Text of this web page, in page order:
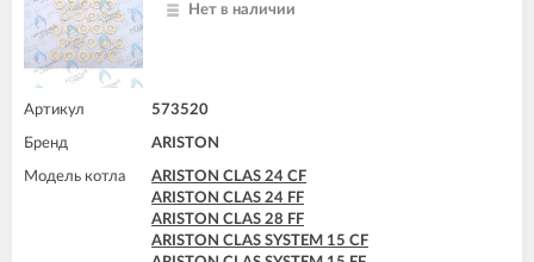
ARISTON CARES X 24 FF
ARISTON CLAS 24 FF
ARISTON CLAS B 24 CF
ARISTON CLAS B 24 FF
ARISTON CLAS B 28 FF
ARISTON CLAS B 30 FF
ARISTON CLAS B EVO 24 FF
ARISTON CLAS B EVO 28 FF
Нет в наличии
Артикул 573520
Бренд ARISTON
Модель котла
ARISTON CLAS 24 CF
ARISTON CLAS 24 FF
ARISTON CLAS 28 FF
ARISTON CLAS SYSTEM 15 CF